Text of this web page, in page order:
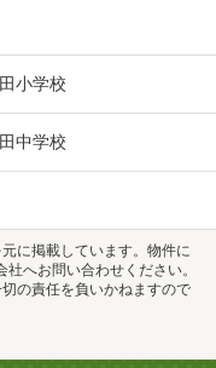
小学校
中学校
元に掲載しています。物件に
へお問い合わせください。
の責任を負いかねますので